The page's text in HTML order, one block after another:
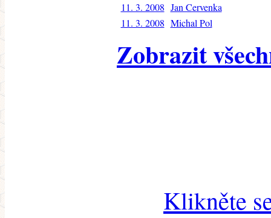
11. 3. 2008 Jan Cervenka
11. 3. 2008 Michal Pol
Zobrazit
Klikněte